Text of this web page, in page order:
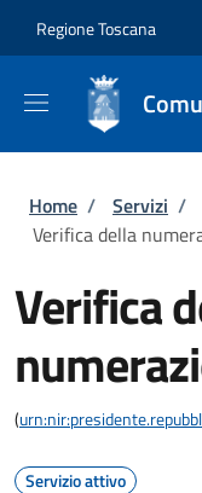
Regione Toscana
Briciole
Home / Servizi /
Verifica della
Verifica
(
Servizio attivo